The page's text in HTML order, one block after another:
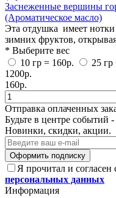
Заснеженные вершины
(Ароматическое масло)
Эта отдушка имеет
зимних фруктов,
* Выберите вес
10 гр = 160р.
25 гр
1200р.
160р.
Отправка оплаченных
Будьте в центре событий
Новинки, скидки, акции.
Оформить подписку
Я прочитал и согласен
персональных данных
Информация